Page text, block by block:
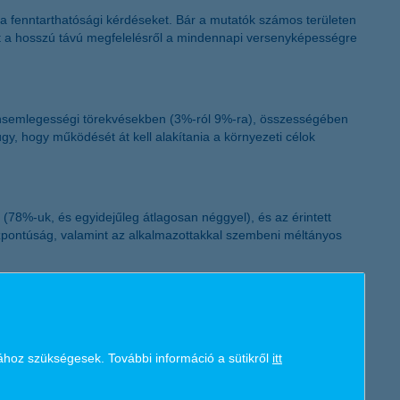
K&H token megújítás
fenntarthatósági kérdéseket. Bár a mutatók számos területen
hosszú távú megfelelésről a mindennapi versenyképességre
törekvésekben (3%-ról 9%-ra), összességében
hogy működését át kell alakítania a környezeti célok
uk, és egyidejűleg átlagosan néggyel), és az érintett
valamint az alkalmazottakkal szembeni méltányos
(92%), és 85% csökkentette vagy csökkentené
energiafogyasztás-csökkentést, ugyanakkor nőtt azok
szükségesek. További információ a sütikről itt